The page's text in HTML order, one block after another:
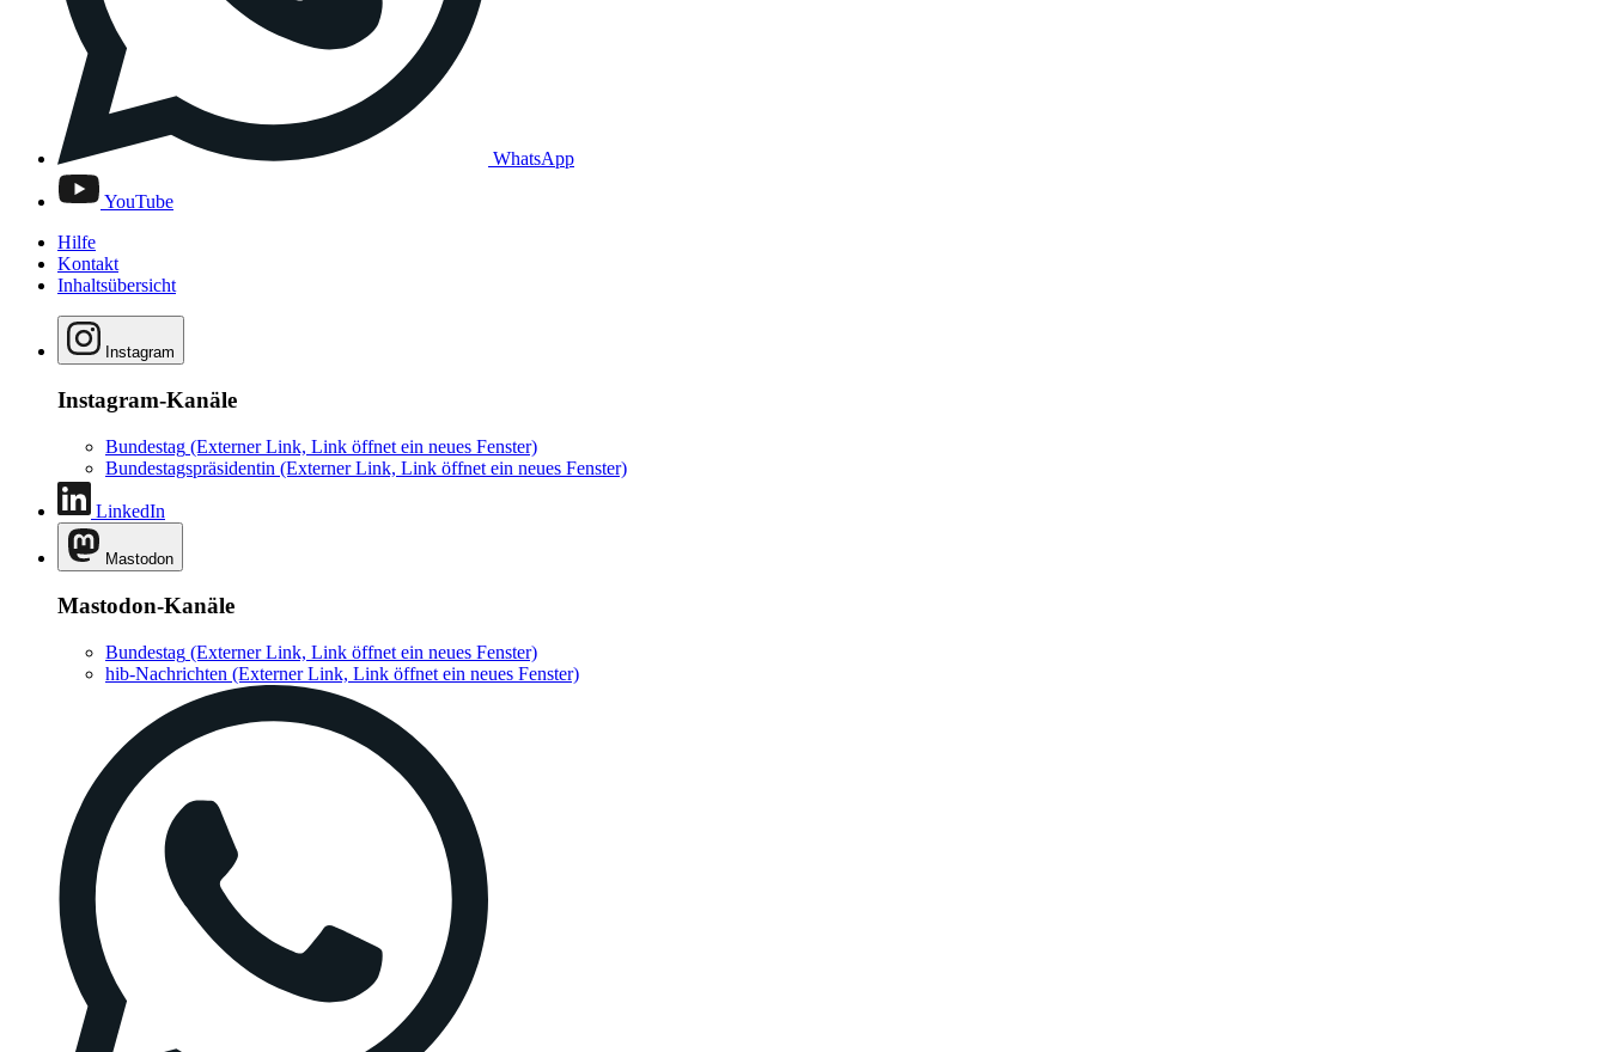
WhatsApp
YouTube
Hilfe
Kontakt
Inhaltsübersicht
Instagram
Instagram-Kanäle
Bundestag (Externer Link, Link öffnet ein neues Fenster)
Bundestagspräsidentin (Externer Link, Link öffnet ein neues Fenster)
LinkedIn
Mastodon
Mastodon-Kanäle
Bundestag (Externer Link, Link öffnet ein neues Fenster)
hib-Nachrichten (Externer Link, Link öffnet ein neues Fenster)